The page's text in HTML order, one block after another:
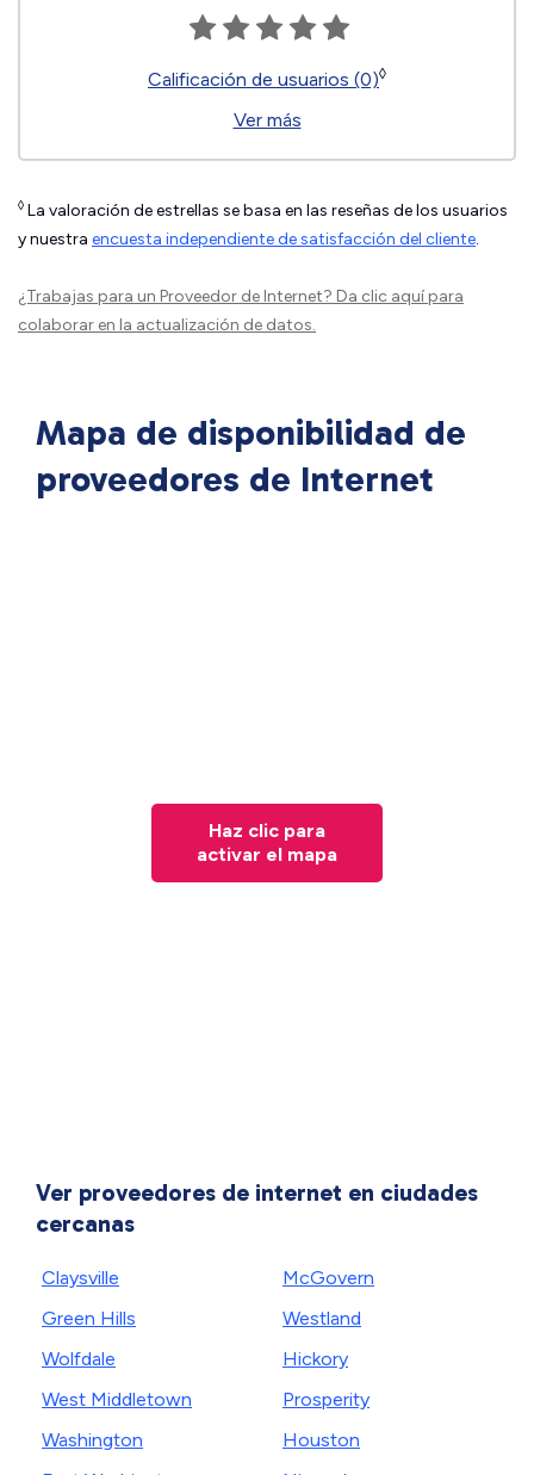
Calificación de usuarios (0)◊
Ver más
◊ La valoración de estrellas se basa en las reseñas de los usuarios
y nuestra encuesta independiente de satisfacción del cliente.
¿Trabajas para un Proveedor de Internet? Da clic aquípara
colaborar en la actualización de datos.
Mapa de disponibilidad de
proveedores de Internet
Haz clic para
activar el mapa
Ver proveedores de internet en ciudades
cercanas
Claysville
Green Hills
Wolfdale
West Middletown
Washington
McGovern
Westland
Hickory
Prosperity
Houston